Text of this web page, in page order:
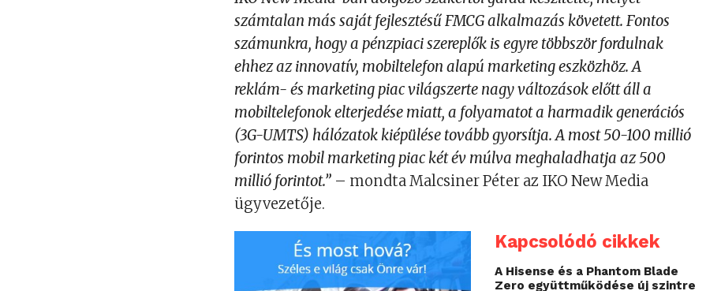
számtalan más saját fejlesztésű FMCG alkalmazás követett. Fontos
számunkra, hogy a pénzpiaci szereplők is egyre többször fordulnak
ehhez az innovatív, mobiltelefon alapú marketing eszközhöz. A
reklám- és marketing piac világszerte nagy változások előtt áll a
mobiltelefonok elterjedése miatt, a folyamatot a harmadik generációs
(3G-UMTS) hálózatok kiépülése tovább gyorsítja. A most 50-100 millió
forintos mobil marketing piac két év múlva meghaladhatja az 500
millió forintot.” – mondta Malcsiner Péter az IKO New Media
ügyvezetője.
Kapcsolódó cikkek
A Hisense és a Phantom Blade
Zero együttműködése új szintre